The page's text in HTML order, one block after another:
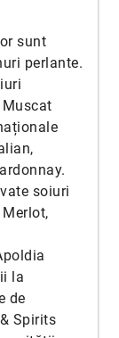
sunt
perlante.
Muscat
soiuri
la
de
Spirits